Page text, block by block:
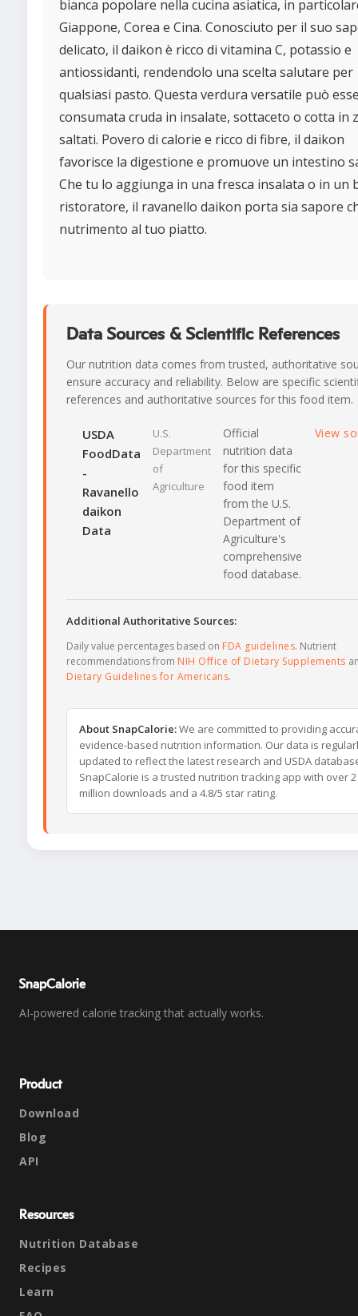
bianca popolare nella cucina asiatica, in
Giappone, Corea e Cina. Conosciuto per il suo
delicato, il daikon è ricco di vitamina C, potassio e
antiossidanti, rendendolo una scelta salutare per
qualsiasi pasto. Questa verdura versatile può
consumata cruda in insalate, sottaceto o cotta in
saltati. Povero di calorie e ricco di fibre, il daikon
favorisce la digestione e promuove un intestino
Che tu lo aggiunga in una fresca insalata o in un
ristoratore, il ravanello daikon porta sia sapore
nutrimento al tuo piatto.
Data Sources & Scientific References
Our nutrition data comes from trusted, authoritative
ensure accuracy and reliability. Below are specific
references and authoritative sources for this food item.
USDA
FoodData
-
Ravanello
daikon
Data
U.S.
Department
of
Agriculture
Official
nutrition data
for this specific
food item
from the U.S.
Department of
Agriculture's
comprehensive
food database.
View
Additional Authoritative Sources:
Daily value percentages based on FDA guidelines. Nutrient
recommendations from NIH Office of Dietary Supplements
Dietary Guidelines for Americans.
About SnapCalorie:We are committed to providing
evidence-based nutrition information. Our data is
updated to reflect the latest research and USDA
SnapCalorie is a trusted nutrition tracking app with over 2
million downloads and a 4.8/5 star rating.
SnapCalorie
AI-powered calorie tracking that actually works.
Product
Download
Blog
API
Resources
Nutrition Database
Recipes
Learn